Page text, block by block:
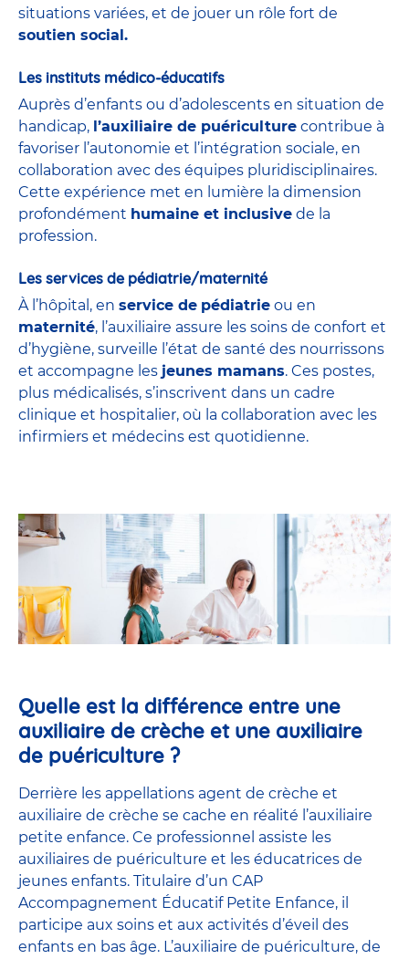
situations variées, et de jouer un rôle fort de
soutien social.
Les instituts médico-éducatifs
Auprès d’enfants ou d’adolescents en situation de
handicap, l’auxiliaire de puériculture contribue à
favoriser l’autonomie et l’intégration sociale, en
collaboration avec des équipes pluridisciplinaires.
Cette expérience met en lumière la dimension
profondément humaine et inclusive de la
profession.
Les services de pédiatrie/maternité
À l’hôpital, en service de pédiatrie ou en
maternité, l’auxiliaire assure les soins de confort et
d’hygiène, surveille l’état de santé des nourrissons
et accompagne les jeunes mamans. Ces postes,
plus médicalisés, s’inscrivent dans un cadre
clinique et hospitalier, où la collaboration avec les
infirmiers et médecins est quotidienne.
Quelle est la différence entre une
auxiliaire de crèche et une auxiliaire
de puériculture ?
Derrière les appellations agent de crèche et
auxiliaire de crèche se cache en réalité l’auxiliaire
petite enfance. Ce professionnel assiste les
auxiliaires de puériculture et les éducatrices de
jeunes enfants. Titulaire d’un CAP
Accompagnement Éducatif Petite Enfance, il
participe aux soins et aux activités d’éveil des
enfants en bas âge. L’auxiliaire de puériculture, de